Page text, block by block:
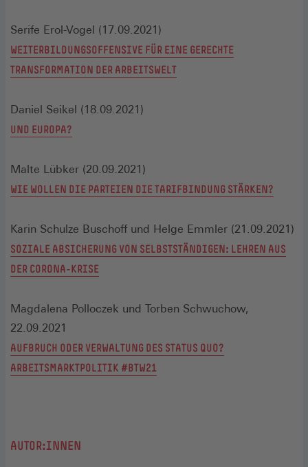
Serife Erol-Vogel (17.09.2021)
WEITERBILDUNGSOFFENSIVE FÜR EINE GERECHTE
TRANSFORMATION DER ARBEITSWELT
Daniel Seikel (18.09.2021)
UND EUROPA?
Malte Lübker (20.09.2021)
WIE WOLLEN DIE PARTEIEN DIE TARIFBINDUNG STÄRKEN?
Karin Schulze Buschoff und Helge Emmler (21.09.2021)
SOZIALE ABSICHERUNG VON SELBSTSTÄNDIGEN: LEHREN AUS
DER CORONA-KRISE
Magdalena Polloczek und Torben Schwuchow,
22.09.2021
AUFBRUCH ODER VERWALTUNG DES STATUS QUO?
ARBEITSMARKTPOLITIK #BTW21
AUTOR:INNEN